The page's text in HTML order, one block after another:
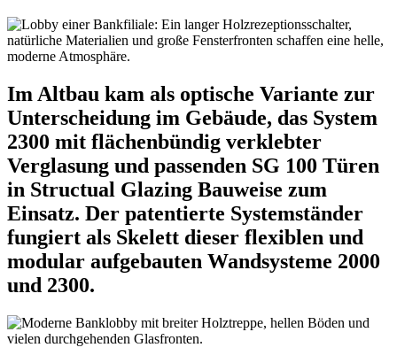
Im Altbau kam als optische Variante zur
Unterscheidung im Gebäude, das System
2300 mit flächenbündig verklebter
Verglasung und passenden SG 100 Türen
in Structual Glazing Bauweise zum
Einsatz. Der patentierte Systemständer
fungiert als Skelett dieser flexiblen und
modular aufgebauten Wandsysteme 2000
und 2300.